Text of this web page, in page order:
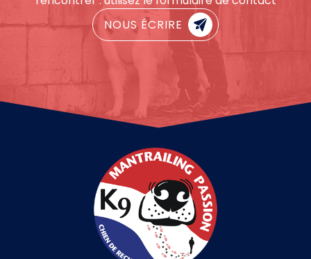
NOUS ÉCRIRE